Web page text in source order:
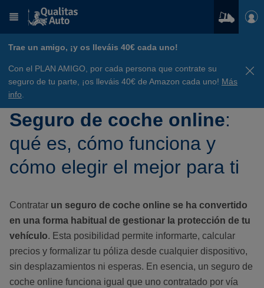
Trae un amigo, ¡y os lleváis 40€ cada uno!
Con el PLAN AMIGO, por cada persona que contrate su
seguro de tu parte, ¡os lleváis 40€ de Amazon cada uno! Más
info
Seguro de coche online:
qué es, cómo funciona y
cómo elegir el mejor para ti
Contratar un seguro de coche online se ha convertido
en una forma habitual de gestionar la protección de tu
vehículo. Esta posibilidad permite informarte, calcular
precios y formalizar tu póliza desde cualquier dispositivo,
sin desplazamientos ni esperas. En esencia, un seguro de
coche online funciona igual que uno contratado por vía